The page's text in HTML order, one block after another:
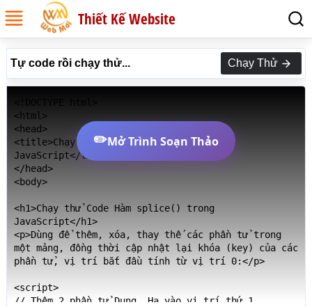
Thiết Kế Website
Tự code rồi chạy thử... Chạy Thử
<html>
<head>
<title>Chạy thử Code Hàm splice() trong
JavaScript</title>
</head>
<body>
<h1>Chạy thử Code Hàm splice() trong
JavaScript</h1>
<p>Dùng để thêm, xóa, thay thế các phần tử trong
một mảng, đồng thời cập nhật lại khóa (key) của các
phần tử, vị trí bắt đầu tính từ vị trí 0:</p>
<script>
// Thêm 2 phần tử Dung, Hạ vào vị trí thứ 1
✏️Mở Trình Soạn Thảo